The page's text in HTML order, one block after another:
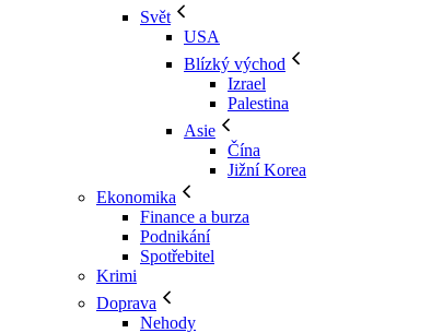
Svět
USA
Blízký východ
Izrael
Palestina
Asie
Čína
Jižní Korea
Ekonomika
Finance a burza
Podnikání
Spotřebitel
Krimi
Doprava
Nehody